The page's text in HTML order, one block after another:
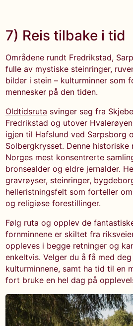
7) Reis tilbake i tid
Områdene rundt Fredrikstad,
fulle av mystiske steinringer,
bilder i stein – kulturminner som
mennesker på den tiden.
Oldtidsruta svinger seg fra
Fredrikstad og utover
igjen til Hafslund ved Sarpsborg
Solbergkrysset. Denne historiske
Norges mest konsentrerte
bronsealder og eldre jernalder.
gravrøyser, steinringer,
helleristningsfelt som forteller
og religiøse forestillinger.
Følg ruta og opplev de
fornminnene er skiltet fra
oppleves i begge retninger og
enkeltvis. Velger du å få med
kulturminnene, samt ha tid til en
fort bruke en hel dag på